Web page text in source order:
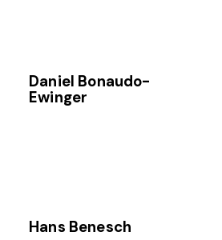
Daniel Bonaudo-
Ewinger
Hans Benesch